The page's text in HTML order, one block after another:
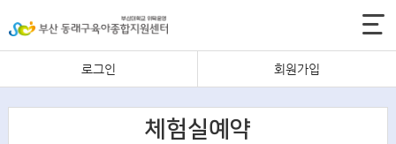
로그인 회원가입
체험실예약